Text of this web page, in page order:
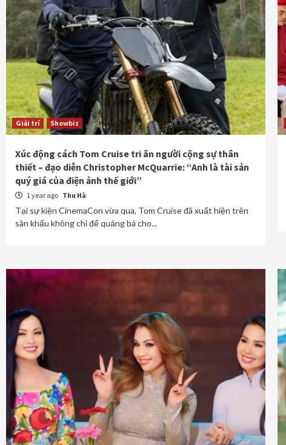
Giải trí Showbiz
Xúc động cách Tom Cruise tri ân người cộng sự thân
thiết – đạo diễn Christopher McQuarrie: “Anh là tài sản
quý giá của điện ảnh thế giới”
1 year ago Thu Hà
Tại sự kiện CinemaCon vừa qua, Tom Cruise đã xuất hiện trên
sân khấu không chỉ để quảng bá cho...